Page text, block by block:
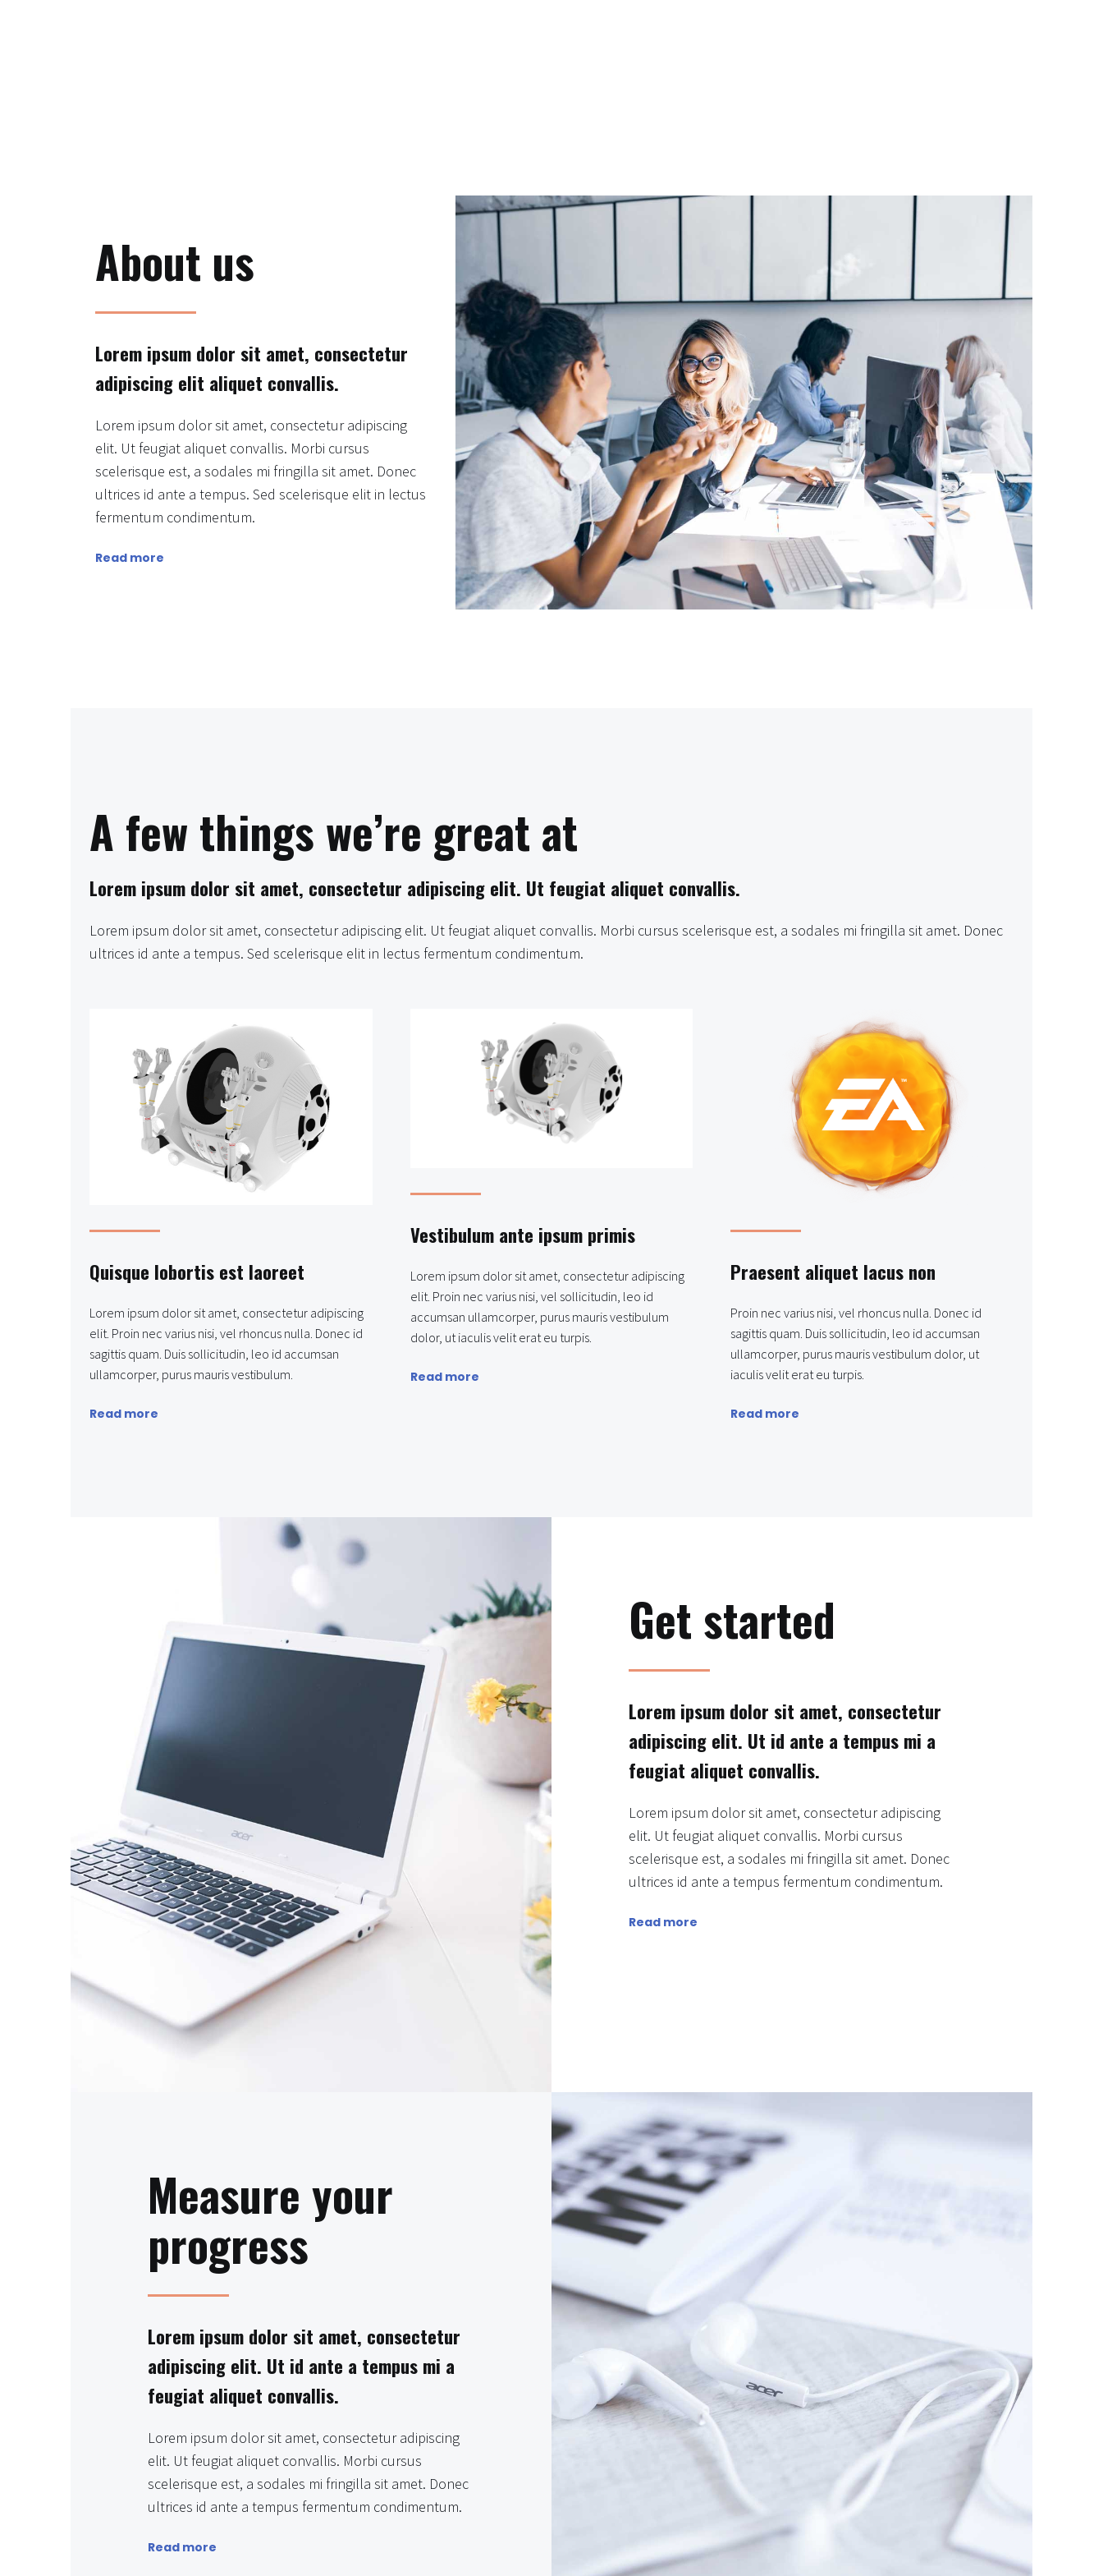
About us
Lorem ipsum dolor sit amet, consectetur
adipiscing elit aliquet convallis.
Lorem ipsum dolor sit amet, consectetur adipiscing
elit. Ut feugiat aliquet convallis. Morbi cursus
scelerisque est, a sodales mi fringilla sit amet. Donec
ultrices id ante a tempus. Sed scelerisque elit in lectus
fermentum condimentum.
Read more
A few things we’re great at
Lorem ipsum dolor sit amet, consectetur adipiscing elit. Ut feugiat aliquet convallis.
Lorem ipsum dolor sit amet, consectetur adipiscing elit. Ut feugiat aliquet convallis. Morbi cursus scelerisque est, a sodales mi fringilla sit amet. Donec
ultrices id ante a tempus. Sed scelerisque elit in lectus fermentum condimentum.
Quisque lobortis est laoreet
Lorem ipsum dolor sit amet, consectetur adipiscing
elit. Proin nec varius nisi, vel rhoncus nulla. Donec id
sagittis quam. Duis sollicitudin, leo id accumsan
ullamcorper, purus mauris vestibulum.
Read more
Vestibulum ante ipsum primis
Lorem ipsum dolor sit amet, consectetur adipiscing
elit. Proin nec varius nisi, vel sollicitudin, leo id
accumsan ullamcorper, purus mauris vestibulum
dolor, ut iaculis velit erat eu turpis.
Read more
Praesent aliquet lacus non
Proin nec varius nisi, vel rhoncus nulla. Donec id
sagittis quam. Duis sollicitudin, leo id accumsan
ullamcorper, purus mauris vestibulum dolor, ut
iaculis velit erat eu turpis.
Read more
Get started
Lorem ipsum dolor sit amet, consectetur
adipiscing elit. Ut id ante a tempus mi a
feugiat aliquet convallis.
Lorem ipsum dolor sit amet, consectetur adipiscing
elit. Ut feugiat aliquet convallis. Morbi cursus
scelerisque est, a sodales mi fringilla sit amet. Donec
ultrices id ante a tempus fermentum condimentum.
Read more
Measure your
progress
Lorem ipsum dolor sit amet, consectetur
adipiscing elit. Ut id ante a tempus mi a
feugiat aliquet convallis.
Lorem ipsum dolor sit amet, consectetur adipiscing
elit. Ut feugiat aliquet convallis. Morbi cursus
scelerisque est, a sodales mi fringilla sit amet. Donec
ultrices id ante a tempus fermentum condimentum.
Read more